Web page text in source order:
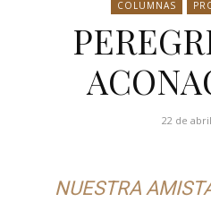
COLUMNAS
22 de
NUESTRA